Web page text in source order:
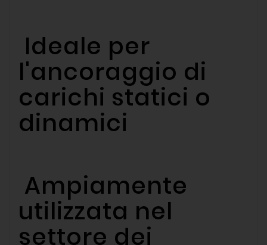
Ideale per
l'ancoraggio di
carichi statici o
dinamici
Ampiamente
utilizzata nel
settore dei